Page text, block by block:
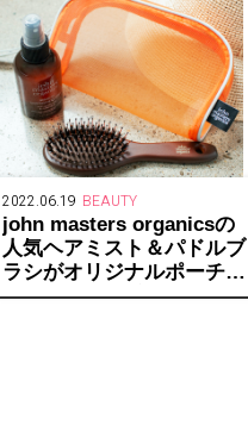
2022.06.19 BEAUTY
john masters organicsの
人気ヘアミスト＆パドルブ
ラシがオリジナルポーチの
キットで7/7限定発売！